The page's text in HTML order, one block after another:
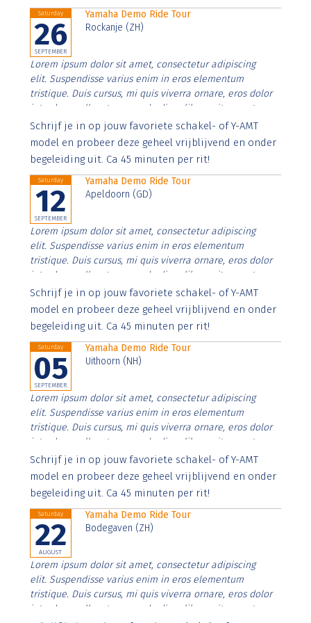
Saturday
26
SEPTEMBER
Yamaha Demo Ride Tour
Rockanje (ZH)
Lorem ipsum dolor sit amet, consectetur adipiscing
elit. Suspendisse varius enim in eros elementum
tristique. Duis cursus, mi quis viverra ornare, eros dolor
interdum nulla, ut commodo diam libero vitae erat.
Aenean faucibus nibh et justo cursus id rutrum lorem
imperdiet. Nunc ut sem vitae risus tristique posuere.
Schrijf je in op jouw favoriete schakel- of Y-AMT
model en probeer deze geheel vrijblijvend en onder
begeleiding uit. Ca 45 minuten per rit!
Saturday
12
SEPTEMBER
Yamaha Demo Ride Tour
Apeldoorn (GD)
Lorem ipsum dolor sit amet, consectetur adipiscing
elit. Suspendisse varius enim in eros elementum
tristique. Duis cursus, mi quis viverra ornare, eros dolor
interdum nulla, ut commodo diam libero vitae erat.
Aenean faucibus nibh et justo cursus id rutrum lorem
imperdiet. Nunc ut sem vitae risus tristique posuere.
Schrijf je in op jouw favoriete schakel- of Y-AMT
model en probeer deze geheel vrijblijvend en onder
begeleiding uit. Ca 45 minuten per rit!
Saturday
05
SEPTEMBER
Yamaha Demo Ride Tour
Uithoorn (NH)
Lorem ipsum dolor sit amet, consectetur adipiscing
elit. Suspendisse varius enim in eros elementum
tristique. Duis cursus, mi quis viverra ornare, eros dolor
interdum nulla, ut commodo diam libero vitae erat.
Aenean faucibus nibh et justo cursus id rutrum lorem
imperdiet. Nunc ut sem vitae risus tristique posuere.
Schrijf je in op jouw favoriete schakel- of Y-AMT
model en probeer deze geheel vrijblijvend en onder
begeleiding uit. Ca 45 minuten per rit!
Saturday
22
AUGUST
Yamaha Demo Ride Tour
Bodegaven (ZH)
Lorem ipsum dolor sit amet, consectetur adipiscing
elit. Suspendisse varius enim in eros elementum
tristique. Duis cursus, mi quis viverra ornare, eros dolor
interdum nulla, ut commodo diam libero vitae erat.